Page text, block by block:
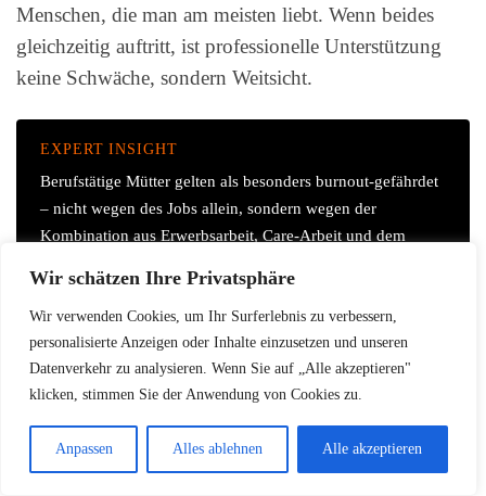
Wir schätzen Ihre Privatsphäre
Wir verwenden Cookies, um Ihr Surferlebnis zu verbessern,
personalisierte Anzeigen oder Inhalte einzusetzen und unseren
Datenverkehr zu analysieren. Wenn Sie auf „Alle akzeptieren"
klicken, stimmen Sie der Anwendung von Cookies zu.
Anpassen Alles ablehnen Alle akzeptieren
Menschen, die man am meisten liebt. Wenn beides
gleichzeitig auftritt, ist professionelle Unterstützung
keine Schwäche, sondern Weitsicht.
EXPERT INSIGHT
Berufstätige Mütter gelten als besonders burnout-gefährdet
– nicht wegen des Jobs allein, sondern wegen der
Kombination aus Erwerbsarbeit, Care-Arbeit und dem
Perfektion ist keine Resignation. Es ist die wichtigste
Schutzmaßnahme.
Wo finde ich Unterstützung?
a)Beratungsstellen für Familien (z. B. Caritas,
AWO, Diakonie) – kostenlos, niedrigschwellig